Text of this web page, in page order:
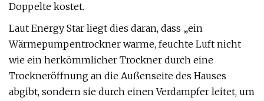
Doppelte kostet.
Laut Energy Star liegt dies daran, dass „ein
Wärmepumpentrockner warme, feuchte Luft nicht
wie ein herkömmlicher Trockner durch eine
Trockneröffnung an die Außenseite des Hauses
abgibt, sondern sie durch einen Verdampfer leitet, um